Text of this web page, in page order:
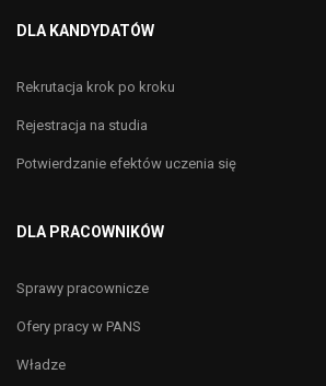
DLA KANDYDATÓW
Rekrutacja krok po kroku
Rejestracja na studia
Potwierdzanie efektów uczenia się
DLA PRACOWNIKÓW
Sprawy pracownicze
Ofery pracy w PANS
Władze